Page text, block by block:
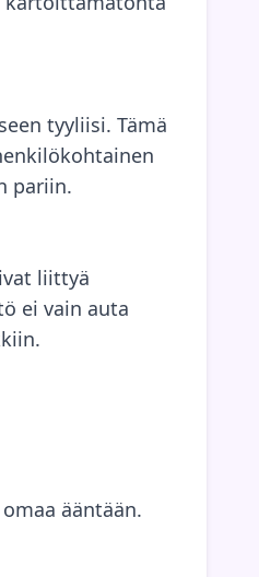
tyyliisi. Tämä
pariin.
liittyä
ei vain auta
ääntään.